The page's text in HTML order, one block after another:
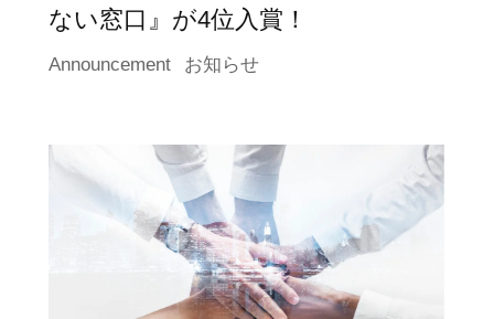
ない窓口』が4位入賞！
Announcement お知らせ